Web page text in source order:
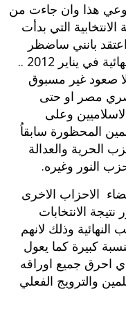
هذا وان جاءت من
التي بدأت
25 يناير .. فلا اعتقد بانني ساضظر
لتعديلها بعد اعلان نتائج الانتخابات النهائية في يناير 2012 ..
صعود غير مسبوق
مصر او حتى
وعلى
المحظورة سابقاُ
الحرية والعدالة
النور وغيره.
الاحزاب الاخرى
الانتخابات
النهائية وذلك لانهم
كبيرة كما يعول
احرق جميع اوراقه
والترويج الفعلي